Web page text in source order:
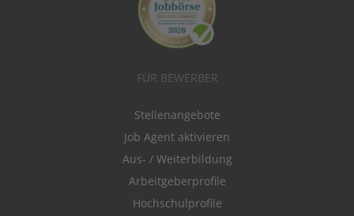
FÜR BEWERBER
Stellenangebote
Job Agent aktivieren
Aus- / Weiterbildung
Arbeitgeberprofile
Hochschulprofile